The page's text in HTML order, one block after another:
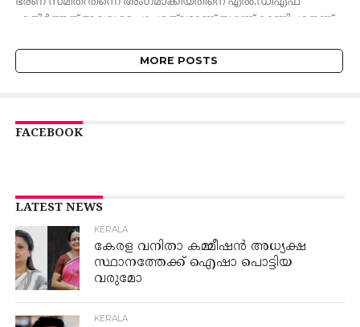
എതിർത്തത് അവരുടെ പാപ്പരത്വമാണ് തുറന്ന് കാണിച്ചതെന്ന്...
MORE POSTS
FACEBOOK
LATEST NEWS
KERALA
കേരള വനിതാ കമ്മീഷൻ അധ്യക്ഷ
സ്ഥാനത്തേക്ക് ഐഷാ പൊട്ടിയ
വരുമോ
KERALA